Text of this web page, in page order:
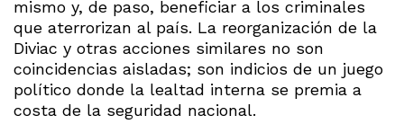
mismo y, de paso, beneficiar a los criminales
que aterrorizan al país. La reorganización de la
Diviac y otras acciones similares no son
coincidencias aisladas; son indicios de un juego
político donde la lealtad interna se premia a
costa de la seguridad nacional.